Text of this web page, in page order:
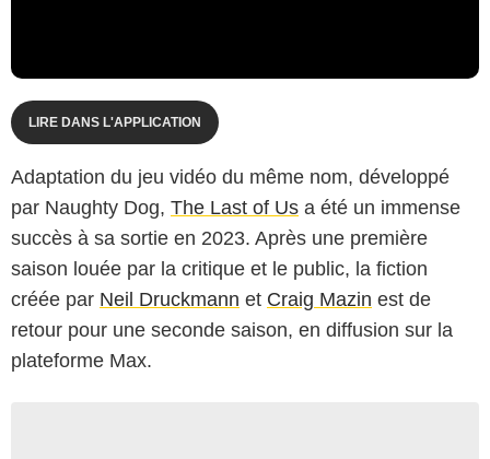
LIRE DANS L'APPLICATION
Adaptation du jeu vidéo du même nom, développé
par Naughty Dog, The Last of Us a été un immense
succès à sa sortie en 2023. Après une première
saison louée par la critique et le public, la fiction
créée par Neil Druckmann et Craig Mazin est de
retour pour une seconde saison, en diffusion sur la
plateforme Max.